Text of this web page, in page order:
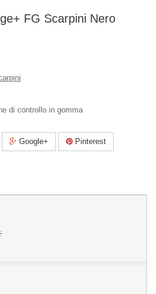
FG Scarpini Nero
di controllo in gomma
Google+ Pinterest